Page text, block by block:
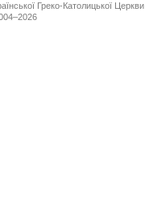
Греко-Католицької Церкви